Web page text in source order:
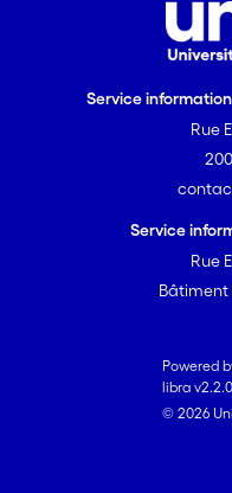
Service
Rue
Service
Rue
Bâtiment
Powered
libra v2.2.0
© 2026